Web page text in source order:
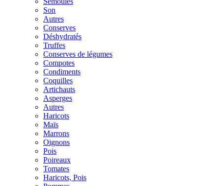
Son
Autres
Conserves
Déshydratés
Truffes
Conserves de légumes
Compotes
Condiments
Coquilles
Artichauts
Asperges
Autres
Haricots
Maïs
Marrons
Oignons
Pois
Poireaux
Tomates
Haricots, Pois